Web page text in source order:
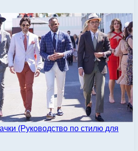
(Руководство по стилю для